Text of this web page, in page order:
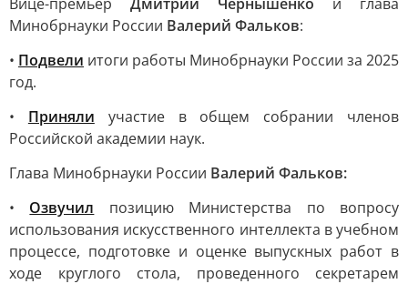
Минобрнауки России Валерий Фальков:
• Подвели итоги работы Минобрнауки России за 2025
год.
• Приняли участие в общем собрании членов
Российской академии наук.
Глава Минобрнауки России Валерий Фальков:
• Озвучил позицию Министерства по вопросу
использования искусственного интеллекта в учебном
процессе, подготовке и оценке выпускных работ в
ходе круглого стола, проведенного секретарем